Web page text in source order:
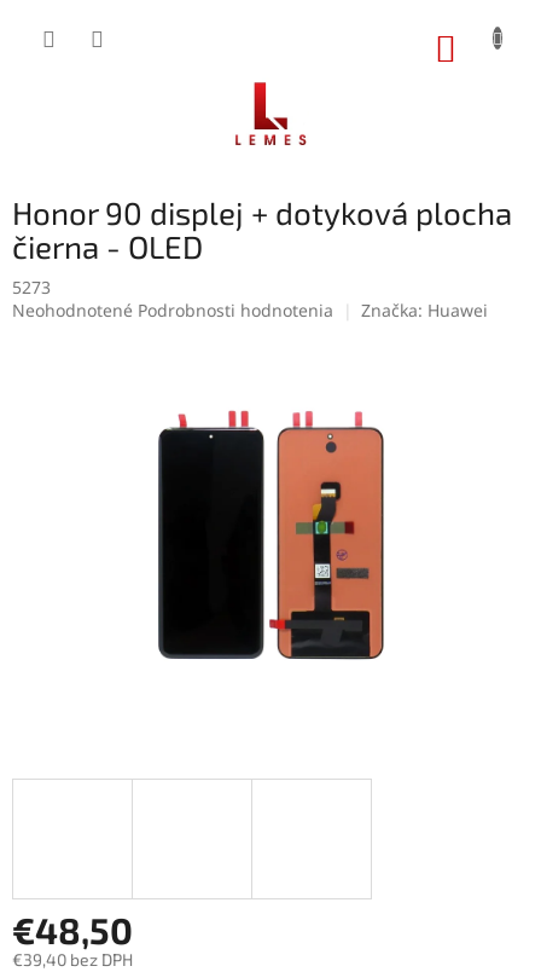
Honor 90 displej + dotyková plocha
čierna - OLED
5273
Priemerné
Neohodnotené Podrobnosti hodnotenia Značka: Huawei
€48,50
€39,40 bez DPH